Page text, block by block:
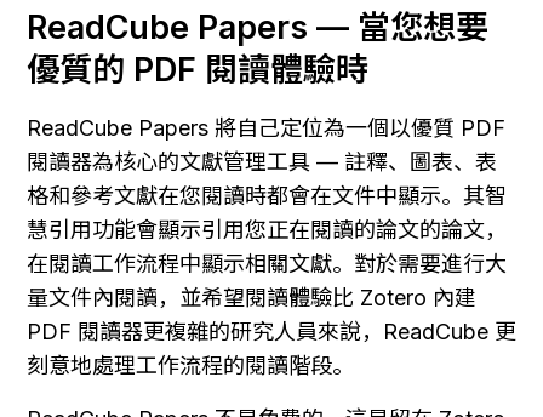
ReadCube Papers — 當您想要
優質的 PDF 閱讀體驗時
ReadCube Papers 將自己定位為一個以優質 PDF
閱讀器為核心的文獻管理工具 — 註釋、圖表、表
格和參考文獻在您閱讀時都會在文件中顯示。其智
慧引用功能會顯示引用您正在閱讀的論文的論文，
在閱讀工作流程中顯示相關文獻。對於需要進行大
量文件內閱讀，並希望閱讀體驗比 Zotero 內建
PDF 閱讀器更複雜的研究人員來說，ReadCube 更
刻意地處理工作流程的閱讀階段。